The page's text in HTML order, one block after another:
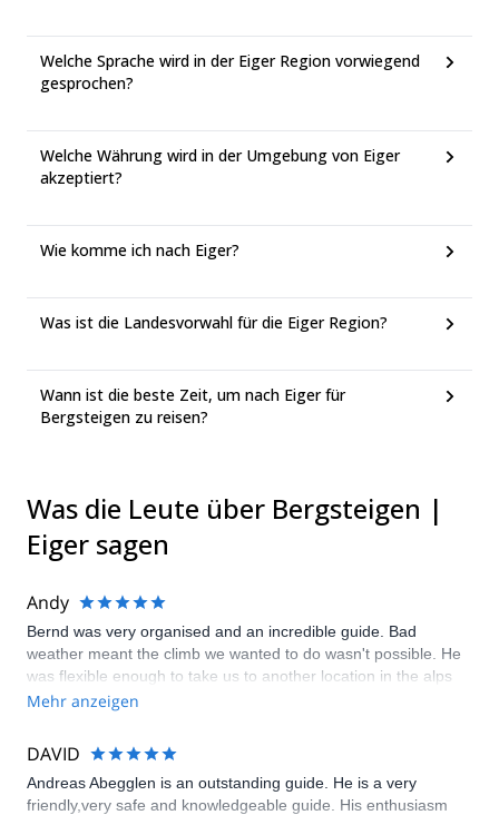
Welche Sprache wird in der Eiger Region vorwiegend
gesprochen?
Welche Währung wird in der Umgebung von Eiger
akzeptiert?
Wie komme ich nach Eiger?
Was ist die Landesvorwahl für die Eiger Region?
Wann ist die beste Zeit, um nach Eiger für
Bergsteigen zu reisen?
Was die Leute über Bergsteigen |
Eiger sagen
Andy
Bernd was very organised and an incredible guide. Bad
weather meant the climb we wanted to do wasn't possible. He
was flexible enough to take us to another location in the alps
that was just as impressive and challenging but far better
Mehr anzeigen
DAVID
Andreas Abegglen is an outstanding guide. He is a very
friendly,very safe and knowledgeable guide. His enthusiasm